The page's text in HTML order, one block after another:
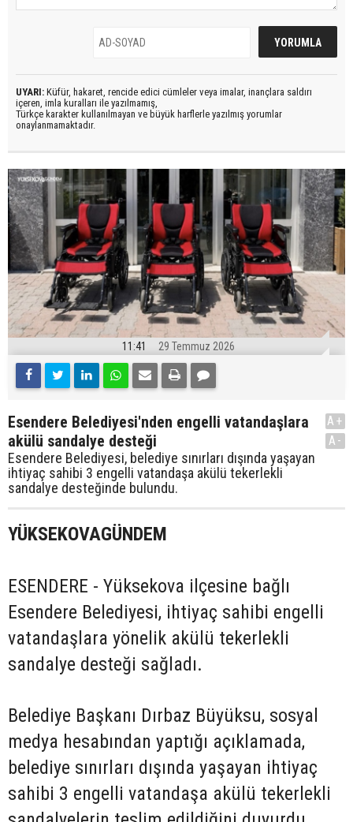
UYARI: Küfür, hakaret, rencide edici cümleler veya imalar, inançlara saldırı
içeren, imla kuralları ile yazılmamış,
Türkçe karakter kullanılmayan ve büyük harflerle yazılmış yorumlar
onaylanmamaktadır.
11:41 29 Temmuz 2026
Esendere Belediyesi'nden engelli vatandaşlara
akülü sandalye desteği
Esendere Belediyesi, belediye sınırları dışında yaşayan
ihtiyaç sahibi 3 engelli vatandaşa akülü tekerlekli
sandalye desteğinde bulundu.
A+
A-
YÜKSEKOVAGÜNDEM
ESENDERE - Yüksekova ilçesine bağlı
Esendere Belediyesi, ihtiyaç sahibi engelli
vatandaşlara yönelik akülü tekerlekli
sandalye desteği sağladı.
Belediye Başkanı Dırbaz Büyüksu, sosyal
medya hesabından yaptığı açıklamada,
belediye sınırları dışında yaşayan ihtiyaç
sahibi 3 engelli vatandaşa akülü tekerlekli